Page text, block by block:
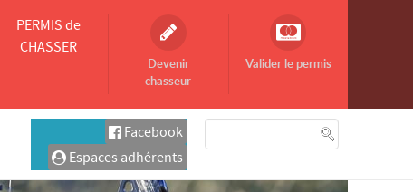
PERMIS de
CHASSER
Devenir
chasseur
Valider le permis
Facebook
Espaces adhérents